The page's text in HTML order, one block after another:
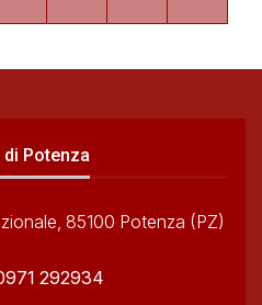
di Potenza
85100 Potenza (PZ)
292934